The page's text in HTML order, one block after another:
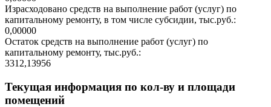
Израсходовано средств на выполнение работ (услуг) по
капитальному ремонту, в том числе субсидии, тыс.руб.:
0,00000
Остаток средств на выполнение работ (услуг) по
капитальному ремонту, тыс.руб.:
3312,13956
Текущая информация по кол-ву и площади
помещений